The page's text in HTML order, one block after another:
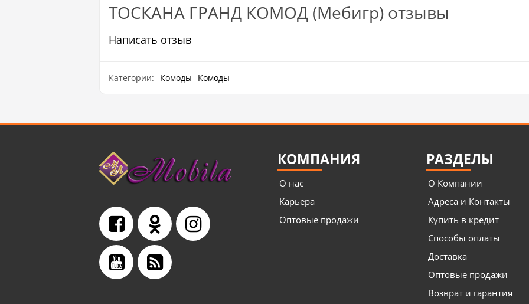
ТОСКАНА ГРАНД КОМОД (Mебигр) отзывы
Написать отзыв
Категории: Комоды Комоды
КОМПАНИЯ
О нас
Карьера
Оптовые продажи
РАЗДЕЛЫ
О Компании
Адреса и Контакты
Купить в кредит
Способы оплаты
Доставка
Оптовые продажи
Возврат и гарантия